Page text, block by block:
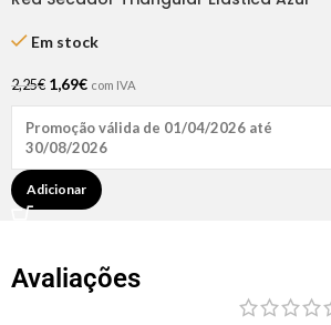
Em stock
2,25€ 1,69€ com IVA
Promoção válida de 01/04/2026 até
30/08/2026
Adicionar
Avaliações